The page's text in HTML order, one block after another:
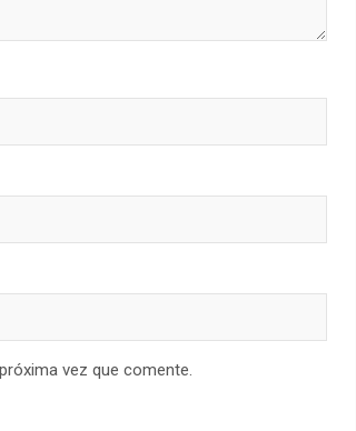
vez que comente.